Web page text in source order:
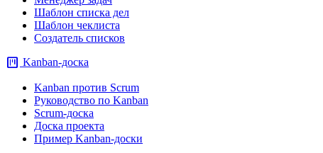
Шаблон списка дел
Шаблон чеклиста
Создатель списков
view_kanban Kanban-доска
Kanban против Scrum
Руководство по Kanban
Scrum-доска
Доска проекта
Пример Kanban-доски